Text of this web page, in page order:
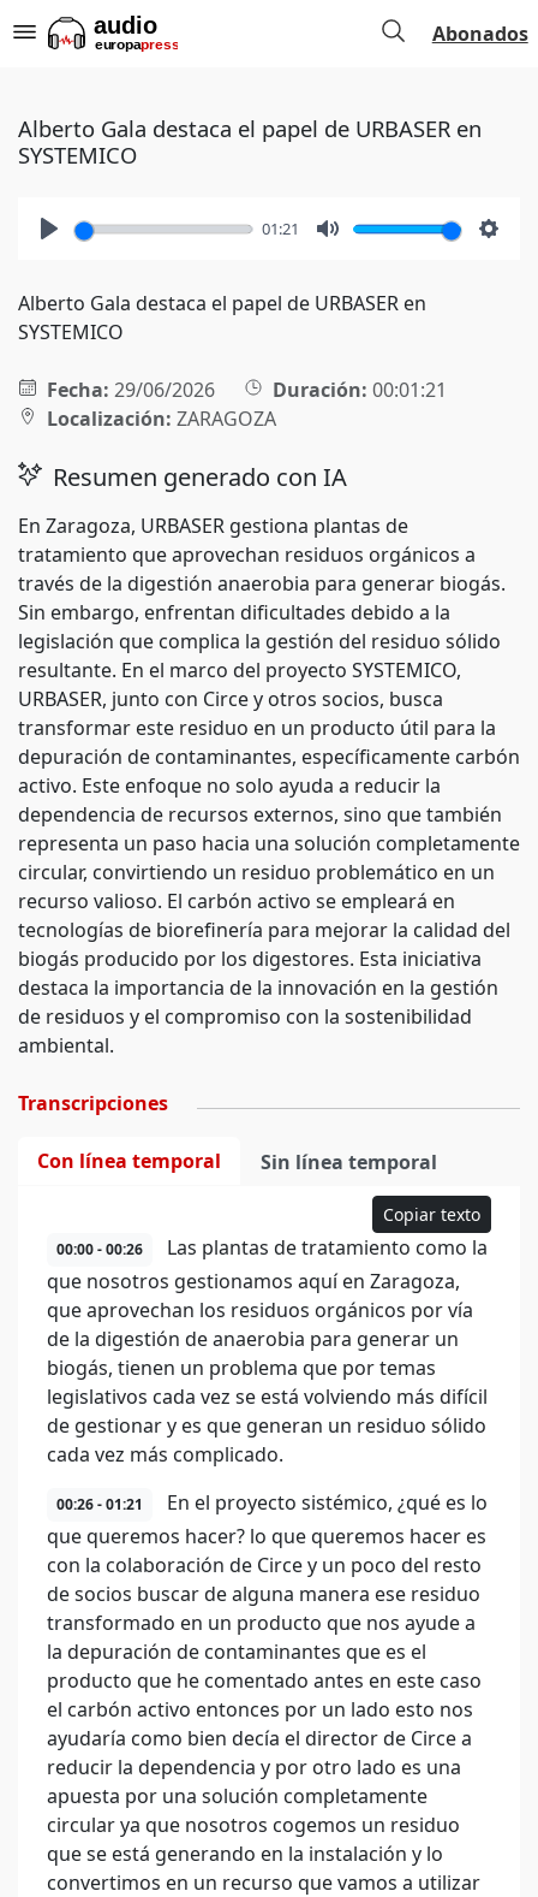
Abonados
Alberto Gala destaca el papel de URBASER en
SYSTEMICO
01:21
Alberto Gala destaca el papel de URBASER en
SYSTEMICO
Fecha: 29/06/2026 Duración: 00:01:21
Localización: ZARAGOZA
Resumen generado con IA
En Zaragoza, URBASER gestiona plantas de
tratamiento que aprovechan residuos orgánicos a
través de la digestión anaerobia para generar biogás.
Sin embargo, enfrentan dificultades debido a la
legislación que complica la gestión del residuo sólido
resultante. En el marco del proyecto SYSTEMICO,
URBASER, junto con Circe y otros socios, busca
transformar este residuo en un producto útil para la
depuración de contaminantes, específicamente carbón
activo. Este enfoque no solo ayuda a reducir la
dependencia de recursos externos, sino que también
representa un paso hacia una solución completamente
circular, convirtiendo un residuo problemático en un
recurso valioso. El carbón activo se empleará en
tecnologías de biorefinería para mejorar la calidad del
biogás producido por los digestores. Esta iniciativa
destaca la importancia de la innovación en la gestión
de residuos y el compromiso con la sostenibilidad
ambiental.
Transcripciones
Con línea temporal Sin línea temporal
Copiar texto
00:00 - 00:26
Las plantas de tratamiento como la
que nosotros gestionamos aquí en Zaragoza,
que aprovechan los residuos orgánicos por vía
de la digestión de anaerobia para generar un
biogás, tienen un problema que por temas
legislativos cada vez se está volviendo más difícil
de gestionar y es que generan un residuo sólido
cada vez más complicado.
00:26 - 01:21
En el proyecto sistémico, ¿qué es lo
que queremos hacer? lo que queremos hacer es
con la colaboración de Circe y un poco del resto
de socios buscar de alguna manera ese residuo
transformado en un producto que nos ayude a
la depuración de contaminantes que es el
producto que he comentado antes en este caso
el carbón activo entonces por un lado esto nos
ayudaría como bien decía el director de Circe a
reducir la dependencia y por otro lado es una
apuesta por una solución completamente
circular ya que nosotros cogemos un residuo
que se está generando en la instalación y lo
convertimos en un recurso que vamos a utilizar